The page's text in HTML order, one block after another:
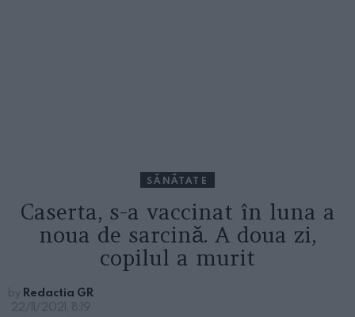
SĂNĂTATE
Caserta, s-a vaccinat în luna a
noua de sarcină. A doua zi,
copilul a murit
by Redactia GR
22/11/2021, 8:19